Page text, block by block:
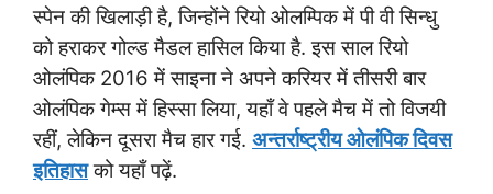
स्पेन की खिलाड़ी है, जिन्होंने रियो ओलम्पिक में पी वी सिन्धु
को हराकर गोल्ड मैडल हासिल किया है. इस साल रियो
ओलंपिक 2016 में साइना ने अपने करियर में तीसरी बार
ओलंपिक गेम्स में हिस्सा लिया, यहाँ वे पहले मैच में तो विजयी
रहीं, लेकिन दूसरा मैच हार गई. अन्तर्राष्ट्रीय ओलंपिक दिवस
इतिहासको यहाँ पढ़ें.